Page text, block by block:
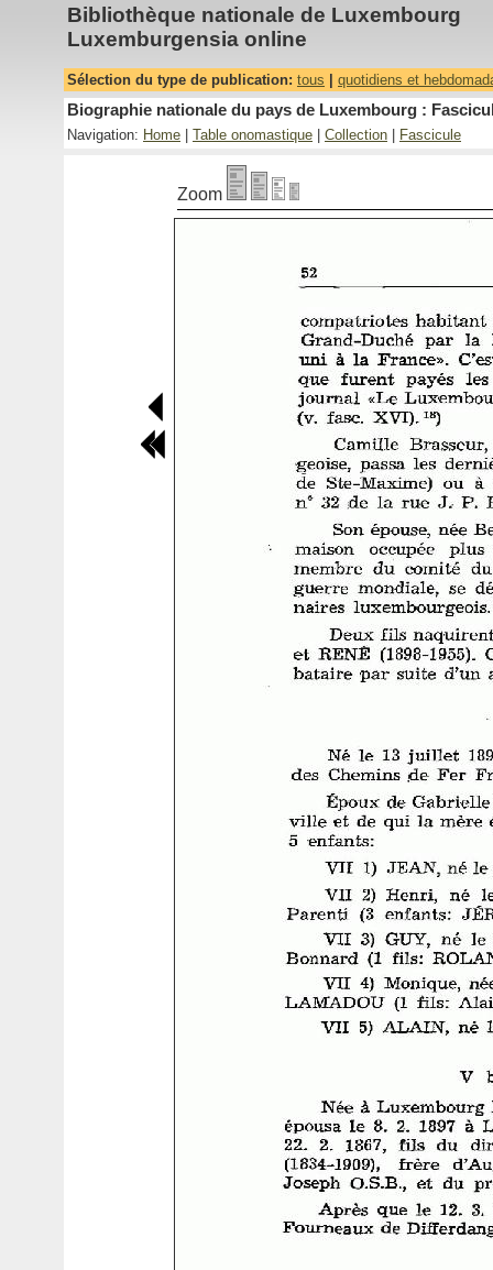
Bibliothèque nationale de Luxembourg
Luxemburgensia online
Sélection du type de publication: tous quotidiens et
Biographie nationale du pays de Luxembourg :
Navigation: Home Table onomastique Collection Fascicule
Zoom